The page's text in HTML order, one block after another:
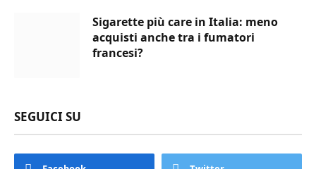
Sigarette più care in Italia: meno
acquisti anche tra i fumatori
francesi?
SEGUICI SU